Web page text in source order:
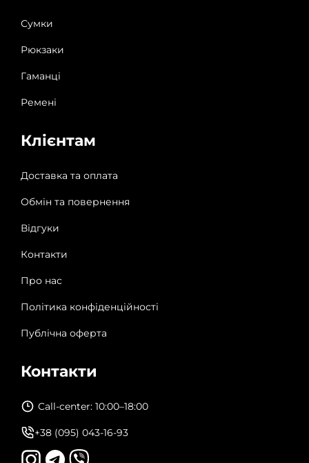
Сумки
Рюкзаки
Гаманці
Ремені
Клієнтам
Доставка та оплата
Обмін та повернення
Відгуки
Контакти
Про нас
Політика конфіденційності
Публічна оферта
Контакти
Call-center: 10:00–18:00
+38 (095) 043-16-93